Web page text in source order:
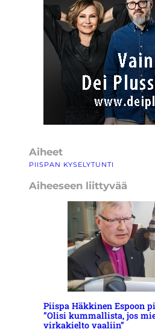
Aiheet
PIISPAN KYSELYTUNTI
Aiheeseen liittyvää
Piispa Häkkinen Espoon
”Olisi kummallista, jos
virkakielto vaaliin”